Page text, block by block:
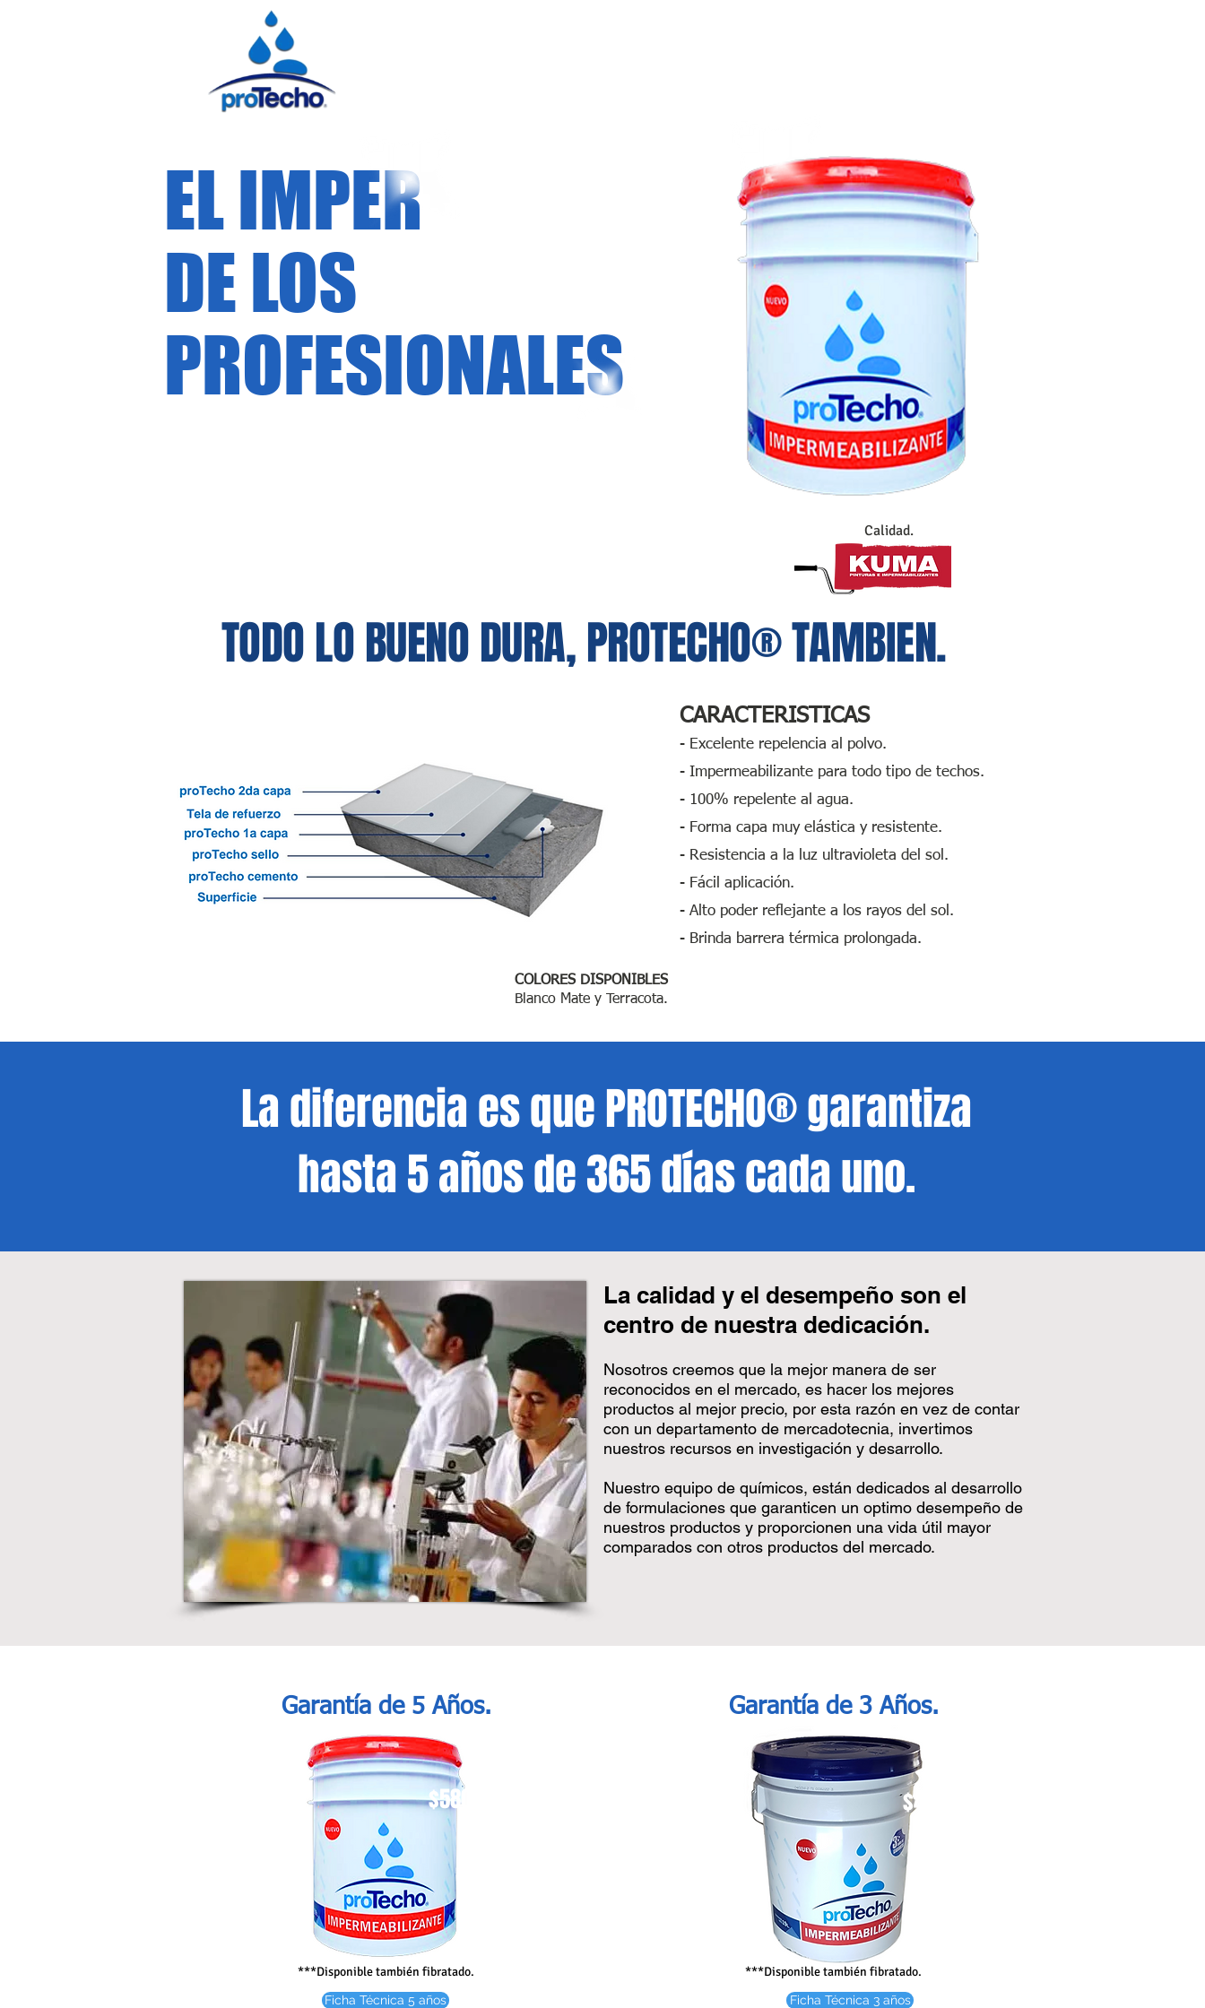
EL IMPER
DE LOS
PROFESIONALES
Calidad.
TODO LO BUENO DURA, PROTECHO® TAMBIEN.
CARACTERISTICAS
- Excelente repelencia al polvo.
- Impermeabilizante para todo tipo de techos.
- 100% repelente al agua.
- Forma capa muy elástica y resistente.
- Resistencia a la luz ultravioleta del sol.
- Fácil aplicación.
- Alto poder reflejante a los rayos del sol.
- Brinda barrera térmica prolongada.
COLORES DISPONIBLES
Blanco Mate y Terracota.
La diferencia es que PROTECHO®garantiza
hasta 5 años de 365 díascada uno.
La calidad y el desempeño son el
centro de nuestra dedicación.
Nosotros creemos que la mejor manera de ser
reconocidos en el mercado, es hacer los mejores
productos al mejor precio, por esta razón en vez de contar
con un departamento de mercadotecnia, invertimos
nuestros recursos en investigación y desarrollo.
Nuestro equipo de químicos, están dedicados al desarrollo
de formulaciones que garanticen un optimo desempeño de
nuestros productos y proporcionen una vida útil mayor
comparados con otros productos del mercado.
Garantíade 5 Años.
***Disponible también fibratado.
$580 + IVA
Ficha Técnica 5 años
Garantíade 3 Años.
***Disponible también fibratado.
$480 + IVA
Ficha Técnica 3 años